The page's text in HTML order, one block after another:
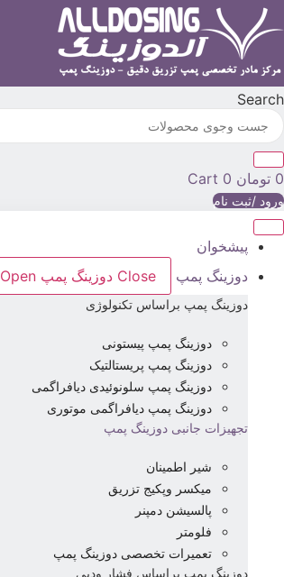
پرش
به
Search
0 تومان 0
Cart
ورود /ثبت نام
پیشخوان
دوزینگ پمپ
Close دوزینگ پمپ Open دوزینگ پمپ
دوزینگ پمپ براساس تکنولوژی
دوزینگ پمپ پیستونی
دوزینگ پمپ پریستالتیک
دوزینگ پمپ سلونوئیدی دیافراگمی
دوزینگ پمپ دیافراگمی موتوری
تجهیزات جانبی دوزینگ پمپ
شیر اطمینان
میکسر وپکیج تزریق
پالسیشن دمپنر
فلومتر
تعمیرات تخصصی دوزینگ پمپ
دوزینگ پمپ براساس فشار ودبی